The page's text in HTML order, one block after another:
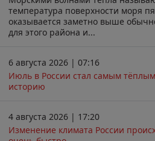
температура поверхности моря
оказывается заметно выше
для этого района и...
6 августа 2026 | 07:16
Июль в России стал самым
историю
4 августа 2026 | 17:20
Изменение климата России